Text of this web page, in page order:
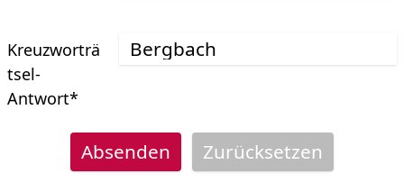
Kreuzworträ
tsel-
Antwort*
Absenden Zurücksetzen